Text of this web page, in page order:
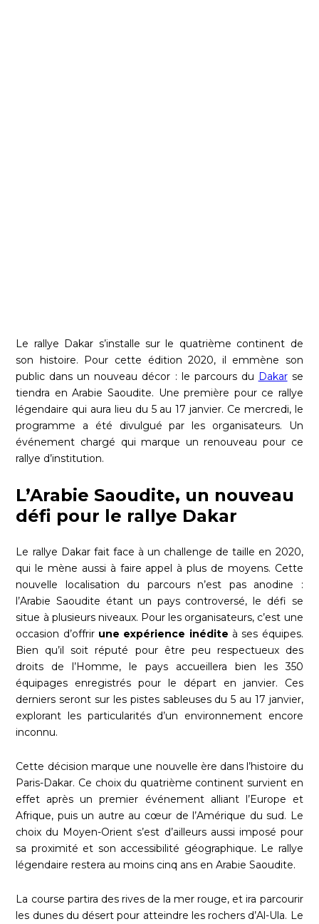
Le rallye Dakar s’installe sur le quatrième continent de
son histoire. Pour cette édition 2020, il emmène son
public dans un nouveau décor : le parcours du Dakarse
tiendra en Arabie Saoudite. Une première pour ce rallye
légendaire qui aura lieu du 5 au 17 janvier. Ce mercredi, le
programme a été divulgué par les organisateurs. Un
événement chargé qui marque un renouveau pour ce
rallye d’institution.
L’Arabie Saoudite, un nouveau
défi pour le rallye Dakar
Le rallye Dakar fait face à un challenge de taille en 2020,
qui le mène aussi à faire appel à plus de moyens. Cette
nouvelle localisation du parcours n’est pas anodine :
l’Arabie Saoudite étant un pays controversé, le défi se
situe à plusieurs niveaux. Pour les organisateurs, c’est une
occasion d’offrir une expérience inédite à ses équipes.
Bien qu’il soit réputé pour être peu respectueux des
droits de l’Homme, le pays accueillera bien les 350
équipages enregistrés pour le départ en janvier. Ces
derniers seront sur les pistes sableuses du 5 au 17 janvier,
explorant les particularités d’un environnement encore
inconnu.
Cette décision marque une nouvelle ère dans l’histoire du
Paris-Dakar. Ce choix du quatrième continent survient en
effet après un premier événement alliant l’Europe et
Afrique, puis un autre au cœur de l’Amérique du sud. Le
choix du Moyen-Orient s’est d’ailleurs aussi imposé pour
sa proximité et son accessibilité géographique. Le rallye
légendaire restera au moins cinq ans en Arabie Saoudite.
La course partira des rives de la mer rouge, et ira parcourir
les dunes du désert pour atteindre les rochers d’Al-Ula. Le